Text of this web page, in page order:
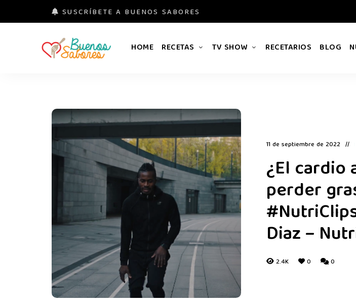
SUSCRÍBETE A BUENOS SABORES
HOME RECETAS TV SHOW RECETARIOS BLOG
11 de septiembre de 2022
¿El cardio
perder
Diaz –
2.4K 0 0